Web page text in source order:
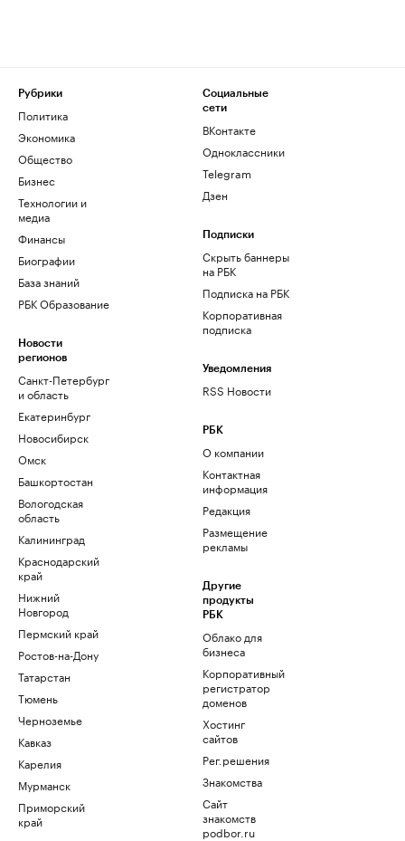
Рубрики
Политика
Экономика
Общество
Бизнес
Технологии и
медиа
Финансы
Биографии
База знаний
РБК Образование
Новости
регионов
Санкт-Петербург
и область
Екатеринбург
Новосибирск
Омск
Башкортостан
Вологодская
область
Калининград
Краснодарский
край
Нижний
Новгород
Пермский край
Ростов-на-Дону
Татарстан
Тюмень
Черноземье
Кавказ
Карелия
Мурманск
Приморский
край
Социальные
сети
ВКонтакте
Одноклассники
Telegram
Дзен
Подписки
Скрыть баннеры
на РБК
Подписка на РБК
Корпоративная
подписка
Уведомления
RSS Новости
РБК
О компании
Контактная
информация
Редакция
Размещение
рекламы
Другие
продукты
РБК
Облако для
бизнеса
Корпоративный
регистратор
доменов
Хостинг
сайтов
Рег.решения
Знакомства
Сайт
знакомств
podbor.ru